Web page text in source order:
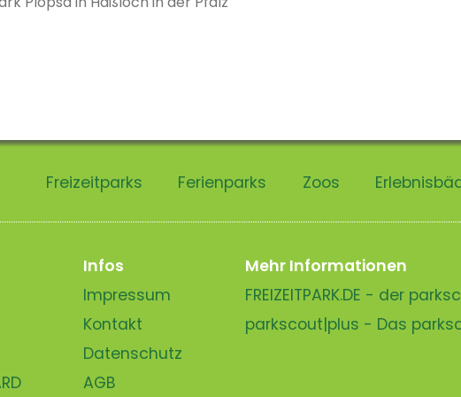
Freizeitparks Ferienparks Zoos
Infos
Impressum
Kontakt
Datenschutz
AGB
Mehr Informationen
FREIZEITPARK.DE - der
parkscout|plus - Das